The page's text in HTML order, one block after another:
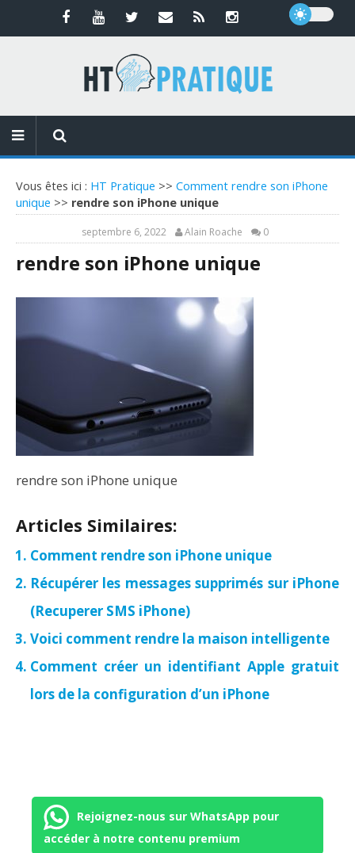
Vous êtes ici : HT Pratique >> Comment rendre son iPhone
unique >> rendre son iPhone unique
septembre 6, 2022 Alain Roache 0
rendre son iPhone unique
rendre son iPhone unique
Articles Similaires:
Comment rendre son iPhone unique
Récupérer les messages supprimés sur iPhone
(Recuperer SMS iPhone)
Voici comment rendre la maison intelligente
Comment créer un identifiant Apple gratuit
lors de la configuration d’un iPhone
Rejoignez-nous sur WhatsApp pour
accéder à notre contenu premium